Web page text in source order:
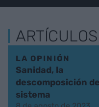
LA OPINIÓN
Sanidad, la
descomposición
sistema